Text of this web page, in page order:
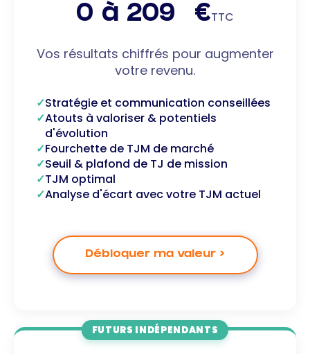
0 à 209 €TTC
Vos résultats chiffrés pour augmenter
votre revenu.
Stratégie et communication conseillées
Atouts à valoriser & potentiels
d'évolution
Fourchette de TJM de marché
Seuil & plafond de TJ de mission
TJM optimal
Analyse d'écart avec votre TJM actuel
Débloquer ma valeur >
FUTURS INDÉPENDANTS